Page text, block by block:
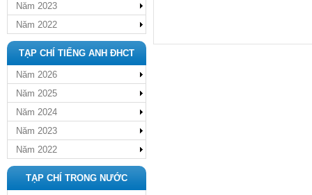
Năm 2023
Năm 2022
TẠP CHÍ TIẾNG ANH ĐHCT
Năm 2026
Năm 2025
Năm 2024
Năm 2023
Năm 2022
TẠP CHÍ TRONG NƯỚC